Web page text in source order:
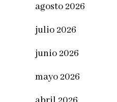
agosto 2026
julio 2026
junio 2026
mayo 2026